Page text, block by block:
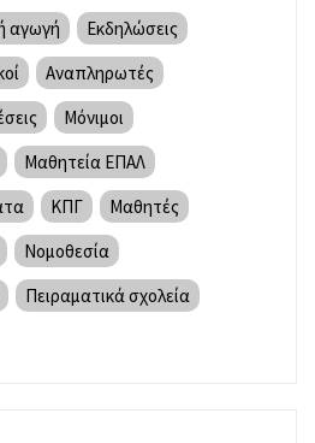
αγωγή
Εκδηλώσεις
Αναπληρωτές
Μόνιμοι
Μαθητεία ΕΠΑΛ
ΚΠΓ
Μαθητές
Νομοθεσία
Πειραματικά σχολεία